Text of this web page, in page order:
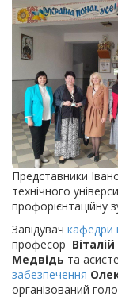
Представники
технічного
профорієнтаційну
Завідувач кафедри
професор
Медвідь та
забезпечення
організований